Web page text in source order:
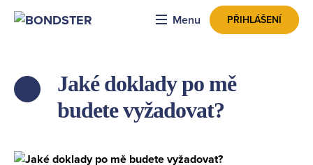
Menu PŘIHLÁŠENÍ
ZPĚT
Jaké doklady po mě
budete vyžadovat?